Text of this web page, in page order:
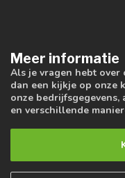
Meer informatie
Als je vragen hebt over
dan een kijkje op onze
onze
en verschillende